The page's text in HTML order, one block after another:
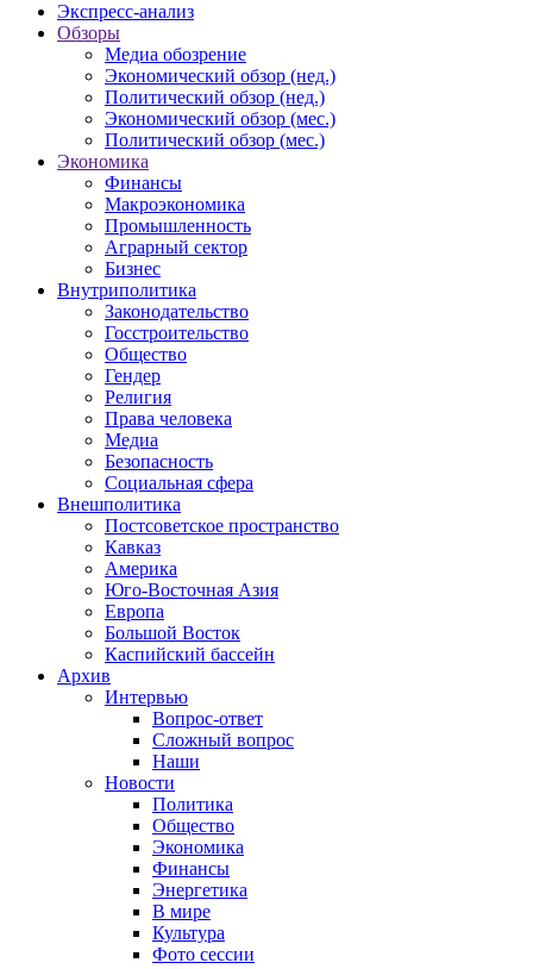
Экспресс-анализ
Обзоры
Медиа обозрение
Экономический обзор (нед.)
Политический обзор (нед.)
Экономический обзор (мес.)
Политический обзор (мес.)
Экономика
Финансы
Макроэкономика
Промышленность
Аграрный сектор
Бизнес
Внутриполитика
Законодательство
Госстроительство
Общество
Гендер
Религия
Права человека
Медиа
Безопасность
Социальная сфера
Внешполитика
Постсоветское пространство
Кавказ
Америка
Юго-Восточная Азия
Европа
Большой Восток
Каспийский бассейн
Архив
Интервью
Вопрос-ответ
Сложный вопрос
Наши
Новости
Политика
Общество
Экономика
Финансы
Энергетика
В мире
Культура
Фото сессии